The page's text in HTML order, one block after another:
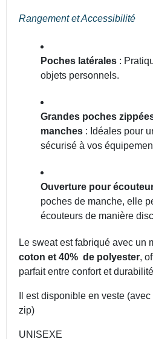
Rangement et Accessibilité
Poches latérales :
objets personnels.
Grandes poches
manches : Idéales pour
sécurisé à vos
Ouverture pour
poches de manche, elle
écouteurs de manière
Le sweat est fabriqué avec un
coton et 40% de polyester,
parfait entre confort et
Il est disponible en veste
zip)
UNISEXE